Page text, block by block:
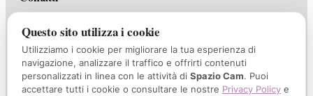
corsi@spaziocam.it
+39 339 1047732
Via Borgo Palazzo 35/A, Bergamo
Questo sito utilizza i cookie
Utilizziamo i cookie per migliorare la tua esperienza di
navigazione, analizzare il traffico e offrirti contenuti
personalizzati in linea con le attività di Spazio Cam. Puoi
accettare tutti i cookie o consultare le nostre Privacy Policy e